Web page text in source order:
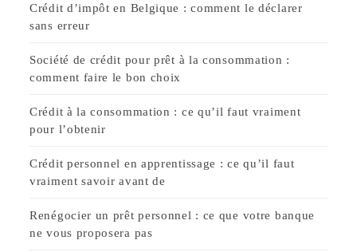
Crédit d’impôt en Belgique : comment le déclarer
sans erreur
Société de crédit pour prêt à la consommation :
comment faire le bon choix
Crédit à la consommation : ce qu’il faut vraiment
pour l’obtenir
Crédit personnel en apprentissage : ce qu’il faut
vraiment savoir avant de
Renégocier un prêt personnel : ce que votre banque
ne vous proposera pas